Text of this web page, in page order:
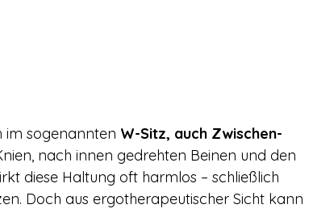
im sogenannten W-Sitz, auch Zwischen-
nach innen gedrehten Beinen und den
diese Haltung oft harmlos – schließlich
Doch aus ergotherapeutischer Sicht kann